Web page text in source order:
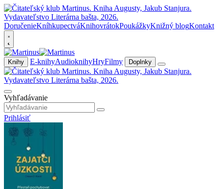
DoručenieKníhkupectváKnihovrátokPoukážkyKnižný blogKontakt
Knihy E-knihyAudioknihyHryFilmy Doplnky
Vyhľadávanie
Prihlásiť